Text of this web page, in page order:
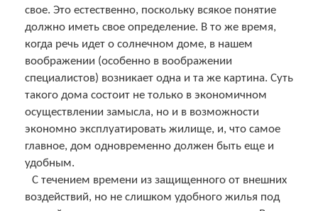
свое. Это естественно, поскольку всякое понятие
должно иметь свое определение. В то же время,
когда речь идет о солнечном доме, в нашем
воображении (особенно в воображении
специалистов) возникает одна и та же картина. Суть
такого дома состоит не только в экономичном
осуществлении замысла, но и в возможности
экономно эксплуатировать жилище, и, что самое
главное, дом одновременно должен быть еще и
удобным.
С течением времени из защищенного от внешних
воздействий, но не слишком удобного жилья под